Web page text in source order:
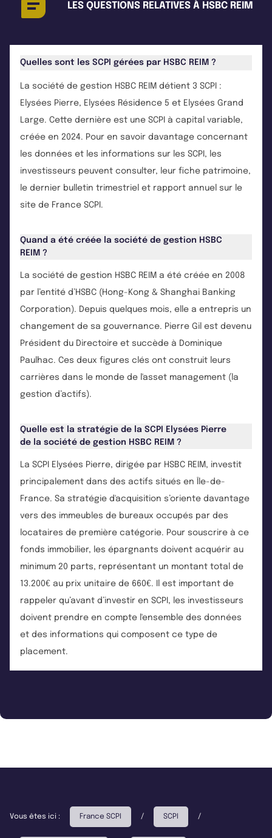
LES QUESTIONS RELATIVES À HSBC REIM
Quelles sont les SCPI gérées par HSBC REIM ?
La société de gestion HSBC REIM détient 3 SCPI :
Elysées Pierre, Elysées Résidence 5 et Elysées Grand
Large. Cette dernière est une SCPI à capital variable,
créée en 2024. Pour en savoir davantage concernant
les données et les informations sur les SCPI, les
investisseurs peuvent consulter, leur fiche patrimoine,
le dernier bulletin trimestriel et rapport annuel sur le
site de France SCPI.
Quand a été créée la société de gestion HSBC
REIM ?
La société de gestion HSBC REIM a été créée en 2008
par l’entité d’HSBC (Hong-Kong & Shanghai Banking
Corporation). Depuis quelques mois, elle a entrepris un
changement de sa gouvernance. Pierre Gil est devenu
Président du Directoire et succède à Dominique
Paulhac. Ces deux figures clés ont construit leurs
carrières dans le monde de l'asset management (la
gestion d’actifs).
Quelle est la stratégie de la SCPI Elysées Pierre
de la société de gestion HSBC REIM ?
La SCPI Elysées Pierre, dirigée par HSBC REIM, investit
principalement dans des actifs situés en Île-de-
France. Sa stratégie d'acquisition s’oriente davantage
vers des immeubles de bureaux occupés par des
locataires de première catégorie. Pour souscrire à ce
fonds immobilier, les épargnants doivent acquérir au
minimum 20 parts, représentant un montant total de
13.200€ au prix unitaire de 660€. Il est important de
rappeler qu’avant d’investir en SCPI, les investisseurs
doivent prendre en compte l'ensemble des données
et des informations qui composent ce type de
placement.
Vous êtes ici : France SCPI / SCPI /